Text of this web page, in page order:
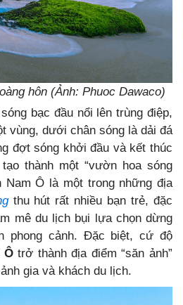
hôn (Ảnh: Phuoc Dawaco)
bạc đầu nổi lên trùng điệp,
vùng, dưới chân sóng là dải đá
đợt sóng khởi đầu và kết thúc
thành một “vườn hoa sóng
Nam Ô là một trong những địa
thu hút rất nhiều bạn trẻ, đặc
mê du lịch bụi lựa chọn dừng
phong cảnh. Đặc biệt, cứ độ
Ôtrở thành địa điểm “săn ảnh”
gia và khách du lịch.